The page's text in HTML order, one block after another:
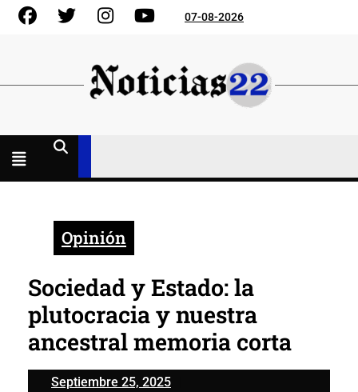
Skip
FacebookGorjeo InstagramYouTube07-08-2026
Opinión
Sociedad y Estado: la
plutocracia y nuestra
ancestral memoria corta
Septiembre 25, 2025Septiembre